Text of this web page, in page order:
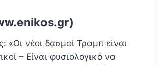
«Οι νέοι δασμοί Τραμπ είναι
– Είναι φυσιολογικό να